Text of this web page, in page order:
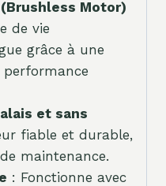
Motor)
de vie
grâce à une
et sans
fiable et durable,
maintenance.
: Fonctionne avec